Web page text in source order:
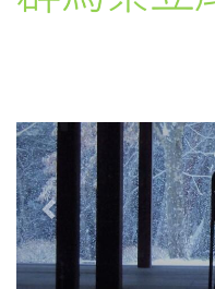
e
v
i
o
u
s